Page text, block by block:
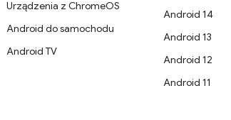
Urządzenia z ChromeOS
Android do samochodu
Android TV
Android 14
Android 13
Android 12
Android 11